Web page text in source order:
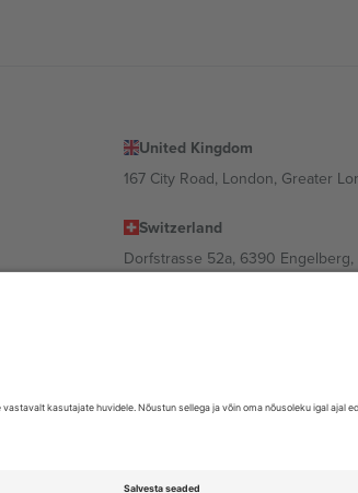
United Kingdom
167 City Road, London, Greater
Switzerland
Dorfstrasse 52a, 6390
Mexico